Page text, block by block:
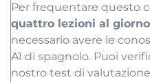
Per frequentare questo
quattro lezioni al
necessario avere le
A1 di spagnolo. Puoi
nostro test di